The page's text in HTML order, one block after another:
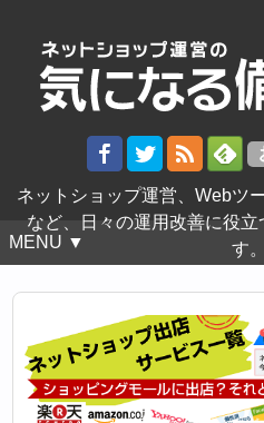
ネットショップ運営、Webツ
など、日々の運用改善に役
す。
MENU ▼